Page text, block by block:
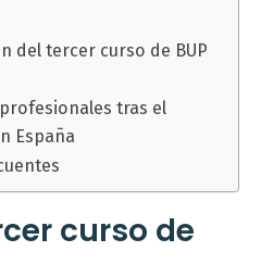
del tercer curso de BUP
tras el
España
curso de